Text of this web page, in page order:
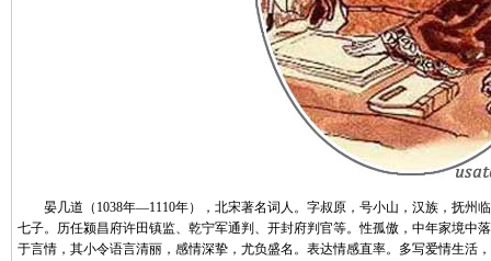
晏几道（1038年—1110年），北宋著名词人。字叔原，号小山，汉族，抚州
七子。历任颍昌府许田镇监、乾宁军通判、开封府判官等。性孤傲，中年家境中
于言情，其小令语言清丽，感情深挚，尤负盛名。表达情感直率。多写爱情生活